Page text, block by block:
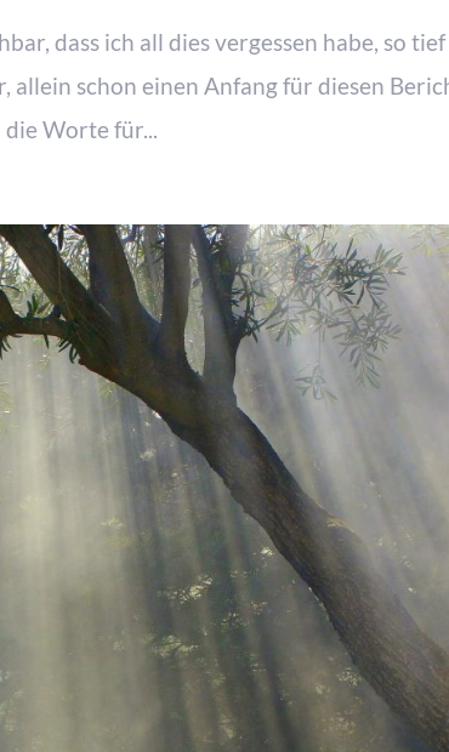
dass ich all dies vergessen habe, so tief
allein schon einen Anfang für diesen
Worte für...